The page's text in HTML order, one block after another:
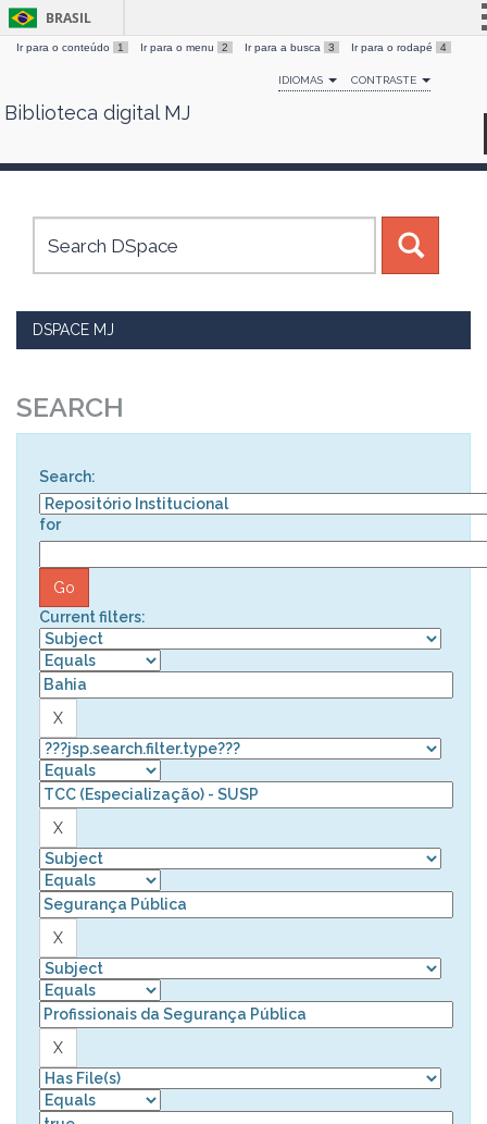
Skip
BRASIL
Simplifique!
Comunica BR
Canais
Ir para o conteúdo 1 Ir para o menu 2 Ir para a busca 3 Ir para o rodapé 4
IDIOMAS CONTRASTE
Biblioteca digital MJ
DSPACE MJ
SEARCH
Search:
for
Current filters: